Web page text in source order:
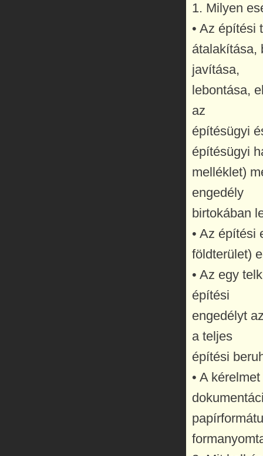
1. Milyen
• Az építési
átalakítása,
javítása,
lebontása,
az
építésügyi
építésügyi
melléklet)
engedély
birtokában
• Az építési
földterület)
• Az egy
építési
engedélyt
a teljes
építési
• A